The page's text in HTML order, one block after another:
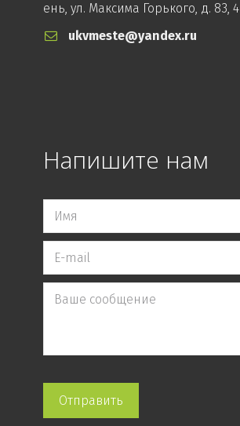
ень, ул. Максима Горького, д. 83, 4
ukvmeste@yandex.ru
Напишите нам
Отправить